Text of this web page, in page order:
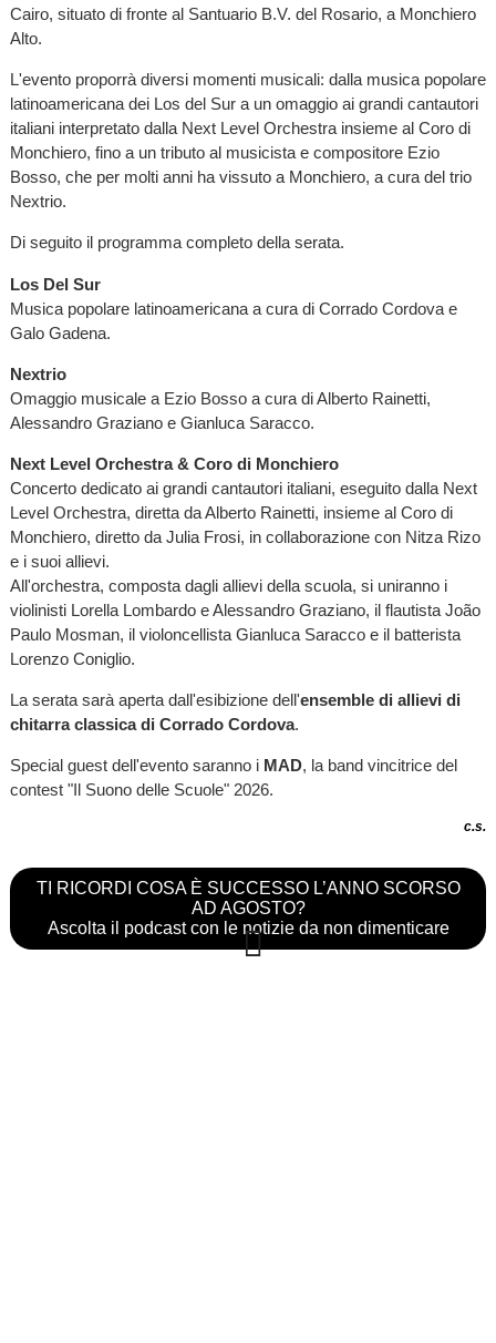
Cairo, situato di fronte al Santuario B.V. del Rosario, a Monchiero
Alto.
L'evento proporrà diversi momenti musicali: dalla musica popolare
latinoamericana dei Los del Sur a un omaggio ai grandi cantautori
italiani interpretato dalla Next Level Orchestra insieme al Coro di
Monchiero, fino a un tributo al musicista e compositore Ezio
Bosso, che per molti anni ha vissuto a Monchiero, a cura del trio
Nextrio.
Di seguito il programma completo della serata.
Los Del Sur
Musica popolare latinoamericana a cura di Corrado Cordova e
Galo Gadena.
Nextrio
Omaggio musicale a Ezio Bosso a cura di Alberto Rainetti,
Alessandro Graziano e Gianluca Saracco.
Next Level Orchestra & Coro di Monchiero
Concerto dedicato ai grandi cantautori italiani, eseguito dalla Next
Level Orchestra, diretta da Alberto Rainetti, insieme al Coro di
Monchiero, diretto da Julia Frosi, in collaborazione con Nitza Rizo
e i suoi allievi.
All'orchestra, composta dagli allievi della scuola, si uniranno i
violinisti Lorella Lombardo e Alessandro Graziano, il flautista João
Paulo Mosman, il violoncellista Gianluca Saracco e il batterista
Lorenzo Coniglio.
La serata sarà aperta dall'esibizione dell'ensemble di allievi di
chitarra classica di Corrado Cordova.
Special guest dell'evento saranno i MAD, la band vincitrice del
contest "Il Suono delle Scuole" 2026.
c.s.
TI RICORDI COSA È SUCCESSO L’ANNO SCORSO
AD AGOSTO?
Ascolta il podcast con le notizie da non dimenticare